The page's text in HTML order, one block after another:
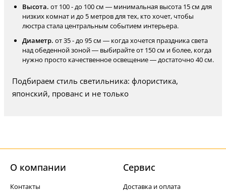
Высота. от 100 - до 100 см — минимальная высота 15 см для
низких комнат и до 5 метров для тех, кто хочет, чтобы
люстра стала центральным событием интерьера.
Диаметр. от 35 - до 95 см — когда хочется праздника света
над обеденной зоной — выбирайте от 150 см и более, когда
нужно просто качественное освещение — достаточно 40 см.
Подбираем стиль светильника: флористика,
японский, прованс и не только
О компании
Контакты
Cервис
Доставка и оплата